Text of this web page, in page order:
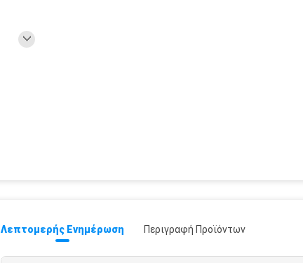
Λεπτομερής Ενημέρωση Περιγραφή Προϊόντων